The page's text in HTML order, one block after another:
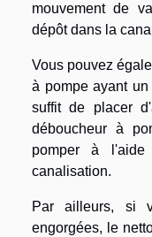
mouvement de
dépôt dans la
Vous pouvez
à pompe ayant
suffit de placer
déboucheur à
pomper à
canalisation.
Par ailleurs, si
engorgées, le